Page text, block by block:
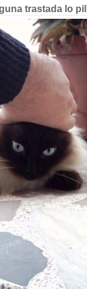
trastada lo